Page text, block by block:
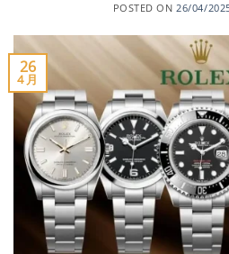
POSTED ON26/04/
26
4 月